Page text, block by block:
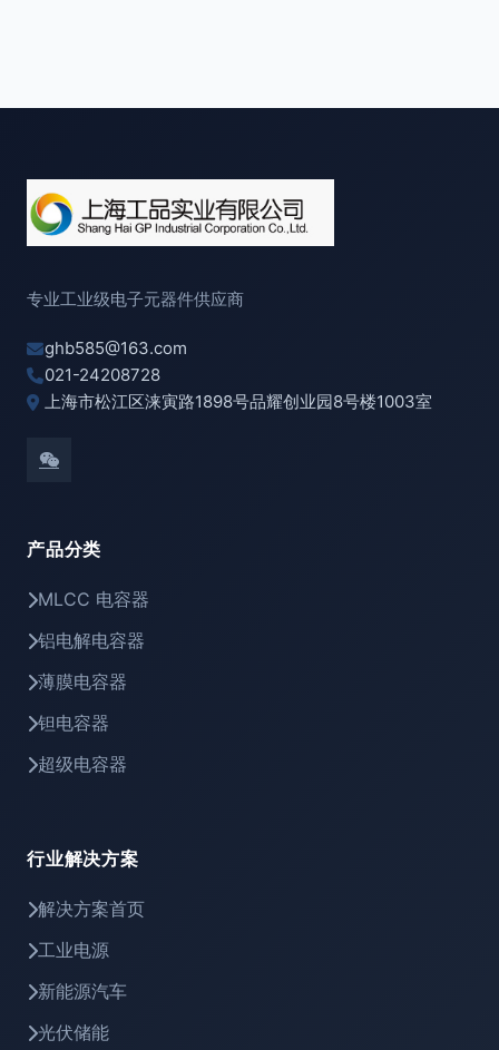
专业工业级电子元器件供应商
ghb585@163.com
021-24208728
上海市松江区涞寅路1898号品耀创业园8号楼1003室
产品分类
MLCC 电容器
铝电解电容器
薄膜电容器
钽电容器
超级电容器
行业解决方案
解决方案首页
工业电源
新能源汽车
光伏储能